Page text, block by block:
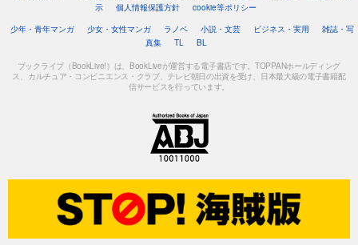
示
個人情報保護方針
cookie等ポリシー
少年・青年マンガ
少女・女性マンガ ラノベ 小説・文芸 ビジネス・実用
雑誌・写
真集
TL BL
ブックライブ（BookLive!）は、BookLiveが運営する電子書店です。TOPPANホールディング
ス、カルチュア・コンビニエンス・クラブ、テレビ朝日の出資を受け、日本最大級の電子書籍配
信サービスを行っています。